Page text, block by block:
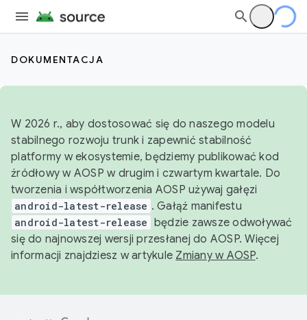
DOKUMENTACJA
W 2026 r., aby dostosować się do naszego modelu
stabilnego rozwoju trunk i zapewnić stabilność
platformy w ekosystemie, będziemy publikować kod
źródłowy w AOSP w drugim i czwartym kwartale. Do
tworzenia i współtworzenia AOSP używaj gałęzi
android-latest-release . Gałąź manifestu
android-latest-release będzie zawsze odwoływać
się do najnowszej wersji przesłanej do AOSP. Więcej
informacji znajdziesz w artykule Zmiany w AOSP.